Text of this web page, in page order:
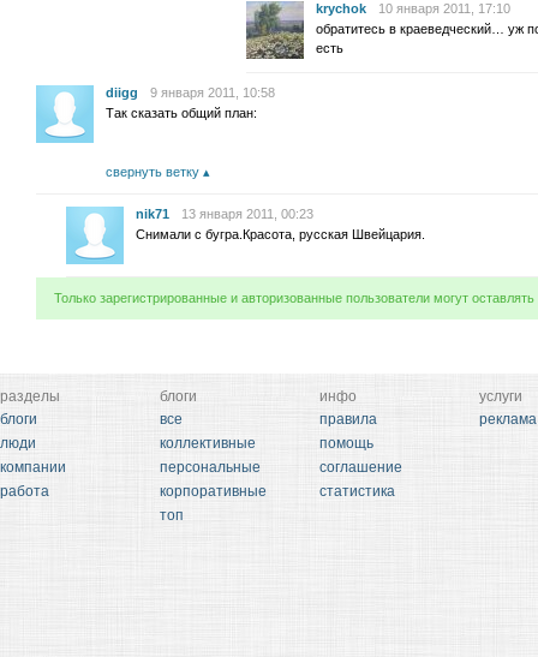
krychok
10 января 2011, 17:10
обратитесь в краеведческий… уж
есть
diigg
9 января 2011, 10:58
Так сказать общий план:
свернуть ветку
nik71
13 января 2011, 00:23
Снимали с бугра.Красота, русская Швейцария.
Только зарегистрированные и авторизованные пользователи могут
разделы
блоги
люди
компании
работа
блоги
все
коллективные
персональные
корпоративные
топ
инфо
правила
помощь
соглашение
статистика
услуги
реклама